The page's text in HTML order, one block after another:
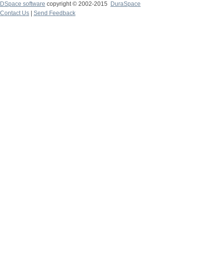
DSpace software copyright © 2002-2015
DuraSpace
Contact Us
Send Feedback